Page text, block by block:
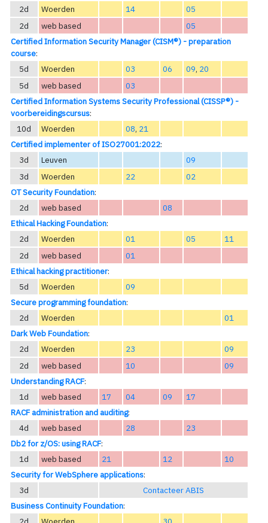
2d
Woerden 14
05
2d
web based
05
Certified Information Security Manager (CISM®) - preparation
course:
5d
Woerden 03 06 09, 20
5d
web based
03
Certified Information Systems Security Professional (CISSP®) -
voorbereidingscursus:
10d
Woerden 08, 21
Certified implementer of ISO27001:2022:
3d
Leuven
09
3d
Woerden 22
02
OT Security Foundation:
2d
web based
08
Ethical Hacking Foundation:
2d
Woerden 01 05
11
2d
web based
01
Ethical hacking practitioner:
5d
Woerden
09
Secure programming foundation:
2d
Woerden
01
Dark Web Foundation:
2d
Woerden 23
09
2d
web based 10
09
Understanding RACF:
1d
web based 17 04 09
17
RACF administration and auditing:
4d
web based 28
23
Db2 for z/OS: using RACF:
1d
web based 21 12
10
Security for WebSphere applications:
3d
Contacteer ABIS
Business Continuity Foundation: